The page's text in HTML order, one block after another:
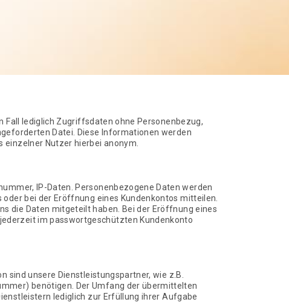
Fall lediglich Zugriffsdaten ohne Personenbezug,
Datei. Diese Informationen werden
Nutzer hierbei anonym.
IP-Daten. Personenbezogene Daten werden
bei der Eröffnung eines Kundenkontos mitteilen.
die Daten mitgeteilt haben. Bei der Eröffnung eines
im passwortgeschützten Kundenkonto
sind unsere Dienstleistungspartner, wie z.B.
benötigen. Der Umfang der übermittelten
lediglich zur Erfüllung ihrer Aufgabe